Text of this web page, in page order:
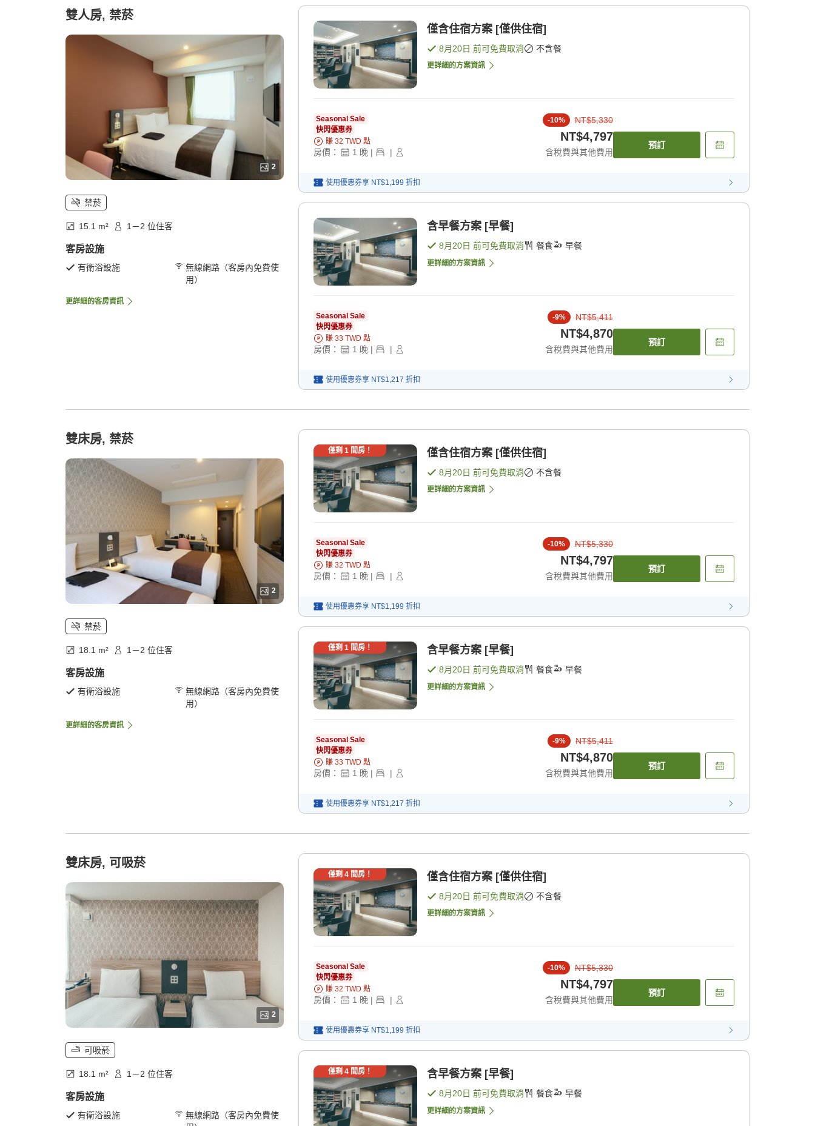
雙人房, 禁菸
2
禁菸
15.1 m² 1－2 位住客
客房設施
有衛浴設施
無線網路（客房內免費使
用）
更詳細的客房資訊
僅含住宿方案 [僅供住宿]
8月20日 前可免費取消 不含餐
更詳細的方案資訊
Seasonal Sale
快閃優惠券
賺 32 TWD 點
房價： 1 晚 | |
-10% NT$5,330
NT$4,797
含稅費與其他費用
預訂
使用優惠券享 NT$1,199 折扣
含早餐方案 [早餐]
8月20日 前可免費取消 餐食 早餐
更詳細的方案資訊
Seasonal Sale
快閃優惠券
賺 33 TWD 點
房價： 1 晚 | |
-9% NT$5,411
NT$4,870
含稅費與其他費用
預訂
使用優惠券享 NT$1,217 折扣
雙床房, 禁菸
2
禁菸
18.1 m² 1－2 位住客
客房設施
有衛浴設施
無線網路（客房內免費使
用）
更詳細的客房資訊
僅剩 1間房！ 僅含住宿方案 [僅供住宿]
8月20日 前可免費取消 不含餐
更詳細的方案資訊
Seasonal Sale
快閃優惠券
賺 32 TWD 點
房價： 1 晚 | |
-10% NT$5,330
NT$4,797
含稅費與其他費用
預訂
使用優惠券享 NT$1,199 折扣
僅剩 1間房！ 含早餐方案 [早餐]
8月20日 前可免費取消 餐食 早餐
更詳細的方案資訊
Seasonal Sale
快閃優惠券
賺 33 TWD 點
房價： 1 晚 | |
-9% NT$5,411
NT$4,870
含稅費與其他費用
預訂
使用優惠券享 NT$1,217 折扣
雙床房, 可吸菸
2
可吸菸
18.1 m² 1－2 位住客
客房設施
有衛浴設施
無線網路（客房內免費使
僅剩 4間房！ 僅含住宿方案 [僅供住宿]
8月20日 前可免費取消 不含餐
更詳細的方案資訊
Seasonal Sale
快閃優惠券
賺 32 TWD 點
房價： 1 晚 | |
-10% NT$5,330
NT$4,797
含稅費與其他費用
預訂
使用優惠券享 NT$1,199 折扣
僅剩 4間房！ 含早餐方案 [早餐]
8月20日 前可免費取消 餐食 早餐
更詳細的方案資訊